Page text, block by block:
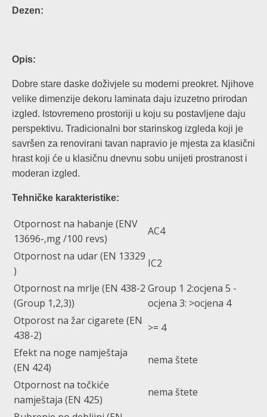
Dezen:
Opis:
Dobre stare daske doživjele su moderni preokret. Njihove
velike dimenzije dekoru laminata daju izuzetno prirodan
izgled. Istovremeno prostoriji u koju su postavljene daju
perspektivu. Tradicionalni bor starinskog izgleda koji je
savršen za renovirani tavan napravio je mjesta za klasični
hrast koji će u klasičnu dnevnu sobu unijeti prostranost i
moderan izgled.
Tehničke karakteristike:
Otpornost na habanje (ENV
13696-‚mg /100 revs)
AC4
Otpornost na udar (EN 13329
)
IC2
Otpornost na mrlje (EN 438-2
(Group 1,2,3))
Group 1 2:ocjena 5 -
ocjena 3: >ocjena 4
Otporost na žar cigarete (EN
438-2)
>= 4
Efekt na noge namještaja
(EN 424)
nema štete
Otpornost na točkiće
namještaja (EN 425)
nema štete